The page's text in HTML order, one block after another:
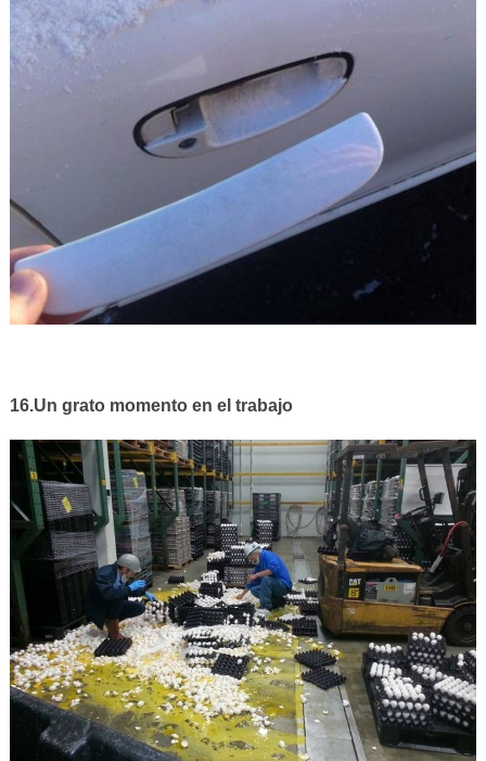
16.Un grato momento en el trabajo